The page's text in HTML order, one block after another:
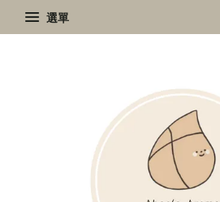
選單